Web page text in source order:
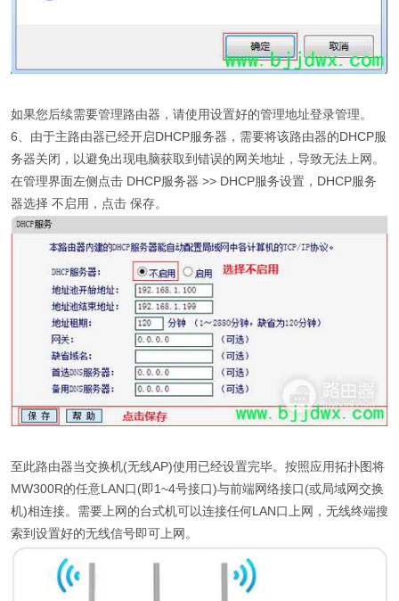
如果您后续需要管理路由器，请使用设置好的管理地址登录管理。
6、由于主路由器已经开启DHCP服务器，需要将该路由器的DHCP服
务器关闭，以避免出现电脑获取到错误的网关地址，导致无法上网。
在管理界面左侧点击 DHCP服务器 >> DHCP服务设置，DHCP服务
器选择 不启用，点击 保存。
至此路由器当交换机(无线AP)使用已经设置完毕。按照应用拓扑图将
MW300R的任意LAN口(即1~4号接口)与前端网络接口(或局域网交换
机)相连接。需要上网的台式机可以连接任何LAN口上网，无线终端搜
索到设置好的无线信号即可上网。